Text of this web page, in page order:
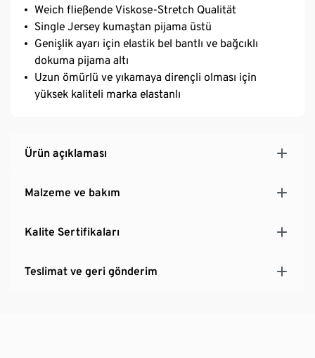
Weich fließende Viskose-Stretch Qualität
Single Jersey kumaştan pijama üstü
Genişlik ayarı için elastik bel bantlı ve bağcıklı
dokuma pijama altı
Uzun ömürlü ve yıkamaya dirençli olması için
yüksek kaliteli marka elastanlı
Ürün açıklaması
Malzeme ve bakım
Kalite Sertifikaları
Teslimat ve geri gönderim